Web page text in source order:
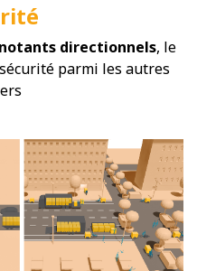
directionnels, le
parmi les autres